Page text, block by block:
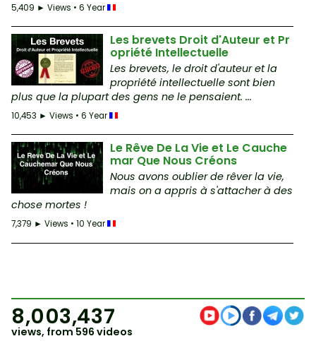
5,409 ► Views • 6 Year
Les brevets Droit d'Auteur et Pr
opriété Intellectuelle
Les brevets, le droit d'auteur et la
propriété intellectuelle sont bien
plus que la plupart des gens ne le pensaient. ...
10,453 ► Views • 6 Year
Le Rêve De La Vie et Le Cauche
mar Que Nous Créons
Nous avons oublier de rêver la vie,
mais on a appris à s'attacher à des
chose mortes !
7,379 ► Views • 10 Year
8,003,437
views, from 596 videos